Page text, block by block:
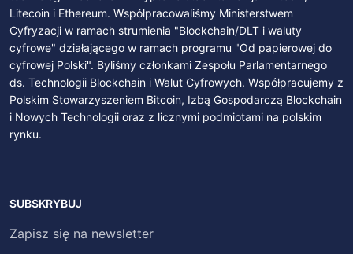
Litecoin i Ethereum. Współpracowaliśmy Ministerstwem
Cyfryzacji w ramach strumienia "Blockchain/DLT i waluty
cyfrowe" działającego w ramach programu "Od papierowej do
cyfrowej Polski". Byliśmy członkami Zespołu Parlamentarnego
ds. Technologii Blockchain i Walut Cyfrowych. Współpracujemy z
Polskim Stowarzyszeniem Bitcoin, Izbą Gospodarczą Blockchain
i Nowych Technologii oraz z licznymi podmiotami na polskim
rynku.
SUBSKRYBUJ
Zapisz się na newsletter